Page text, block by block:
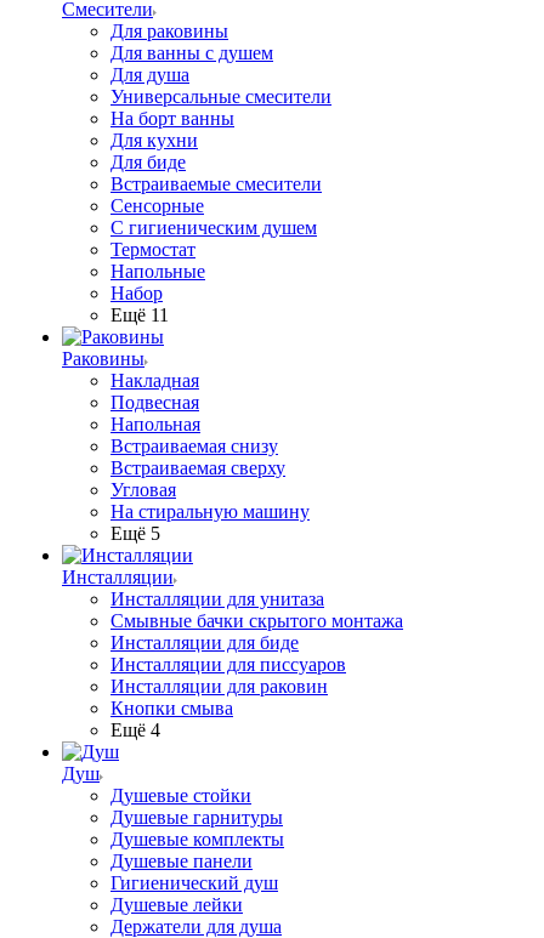
Смесители
Для раковины
Для ванны с душем
Для душа
Универсальные смесители
На борт ванны
Для кухни
Для биде
Встраиваемые смесители
Сенсорные
С гигиеническим душем
Термостат
Напольные
Набор
Ещё 11
Раковины
Накладная
Подвесная
Напольная
Встраиваемая снизу
Встраиваемая сверху
Угловая
На стиральную машину
Ещё 5
Инсталляции
Инсталляции для унитаза
Смывные бачки скрытого монтажа
Инсталляции для биде
Инсталляции для писсуаров
Инсталляции для раковин
Кнопки смыва
Ещё 4
Душ
Душевые стойки
Душевые гарнитуры
Душевые комплекты
Душевые панели
Гигиенический душ
Душевые лейки
Держатели для душа